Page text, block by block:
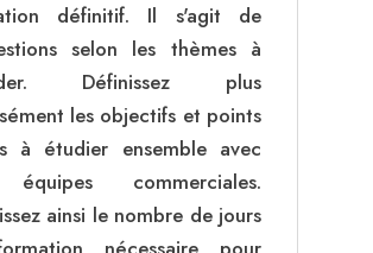
définitif. Il s'agit de
selon les thèmes à
Définissez plus
les objectifs et points
à étudier ensemble avec
commerciales.
ainsi le nombre de jours